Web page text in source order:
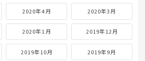
2020年4月 2020年3月
2020年1月 2019年12月
2019年10月 2019年9月